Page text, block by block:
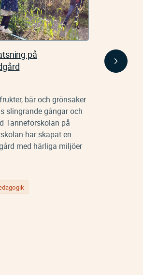
på
bär och grönsaker
slingrande gångar och
Tanneförskolan på
har skapat en
med härliga miljöer
den inre